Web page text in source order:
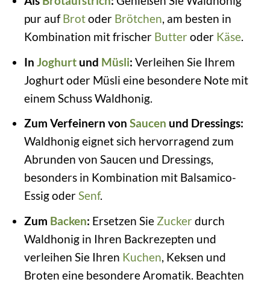
pur aufBrotoder Brötchen, am besten in
Kombination mit frischer Butter oder Käse.
In Joghurtund Müsli: Verleihen Sie Ihrem
Joghurt oder Müsli eine besondere Note mit
einem Schuss Waldhonig.
Zum Verfeinern von Saucen und Dressings:
Waldhonig eignet sich hervorragend zum
Abrunden von Saucen und Dressings,
besonders in Kombination mit Balsamico-
Essig oderSenf.
Zum Backen: Ersetzen Sie Zucker durch
Waldhonig in Ihren Backrezepten und
verleihen Sie Ihren Kuchen , Keksen und
Broten eine besondere Aromatik. Beachten